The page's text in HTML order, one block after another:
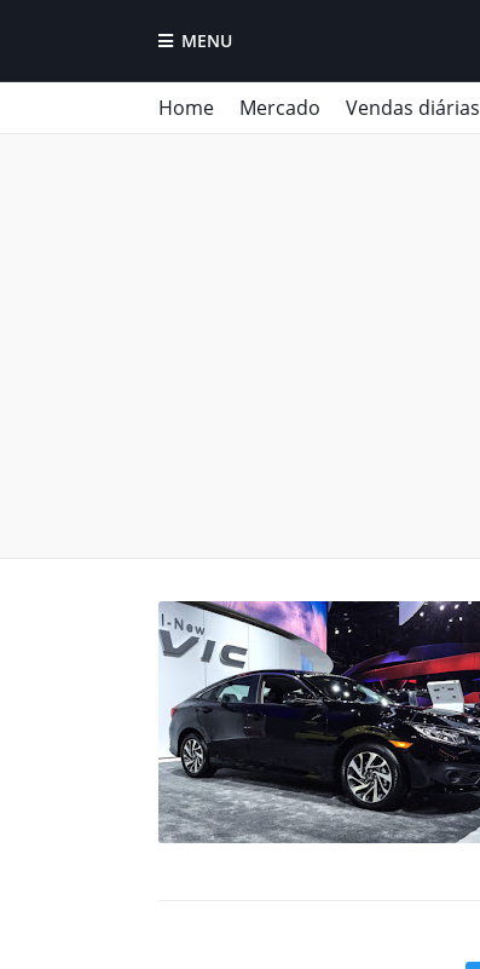
MENU
Home Mercado Vendas diárias